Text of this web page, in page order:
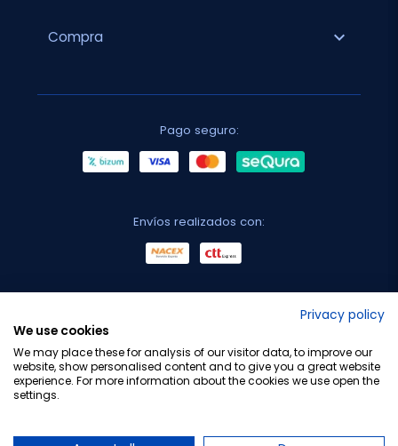
Compra expand_more
Pago seguro:
Envíos realizados con:
Privacy policy
We use cookies
We may place these for analysis of our visitor data, to improve our
website, show personalised content and to give you a great website
experience. For more information about the cookies we use open the
settings.